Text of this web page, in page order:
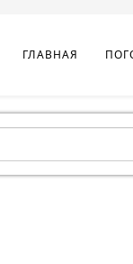
ГЛАВНАЯ